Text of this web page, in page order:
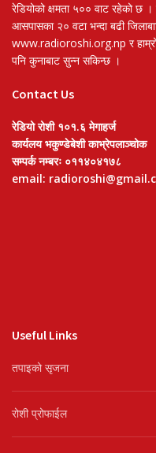
रेडियोको क्षमता ५०० वाट रहेको छ
आसपासका २० वटा भन्दा बढी
www.radioroshi.org.np र हाम्रो
पनि कुनाबाट सुन्न सकिन्छ ।
Contact Us
रेडियो रोशी १०१.६ मेगाहर्ज
कार्यलय भकुण्डेबेशी काभ्रेपलाञ्चोक
सम्पर्क नम्बरः ०११४०४१७८
email:
Useful Links
तपाइको सृजना
रोशी प्रोफाईल